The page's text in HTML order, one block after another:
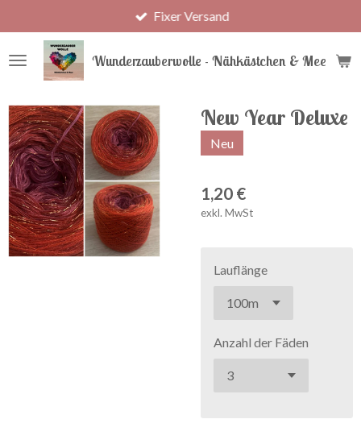
Hauptinhalt
springen
Wunderzauberwolle - Nähkästchen & Meer
Fixer Versand
New Year Deluxe
Neu
1,20 €
exkl. MwSt
Lauflänge
Anzahl der Fäden